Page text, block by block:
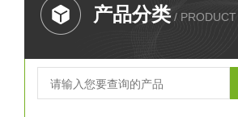
产品分类 / PRODUCT